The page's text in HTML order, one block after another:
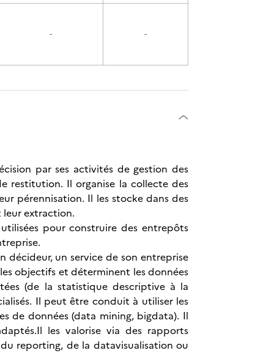
- -
par ses activités de gestion des
restitution. Il organise la collecte des
pérennisation. Il les stocke dans des
leur extraction.
pour construire des entrepôts
décideur, un service de son entreprise
objectifs et déterminent les données
(de la statistique descriptive à la
Il peut être conduit à utiliser les
de données (data mining, bigdata). Il
les valorise via des rapports
reporting, de la datavisualisation ou